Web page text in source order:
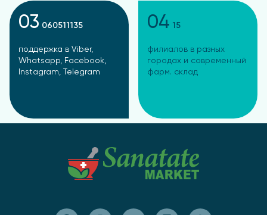
03 060511135
поддержка в Viber,
Whatsapp, Facebook,
Instagram, Telegram
04 15
филиалов в разных
городах и современный
фарм. склад